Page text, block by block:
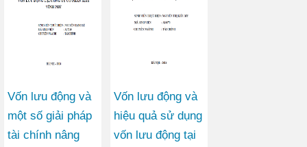
Vốn lưu động và
một số giải pháp
tài chính nâng
Vốn lưu động và
hiệu quả sử dụng
vốn lưu động tại